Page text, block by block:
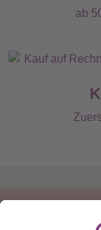
ab